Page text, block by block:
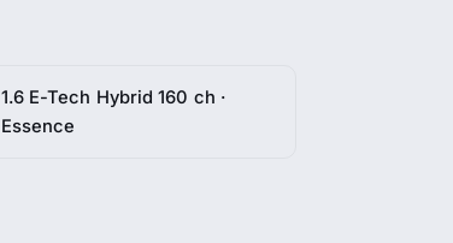
1.6 E-Tech Hybrid 160 ch ·
Essence